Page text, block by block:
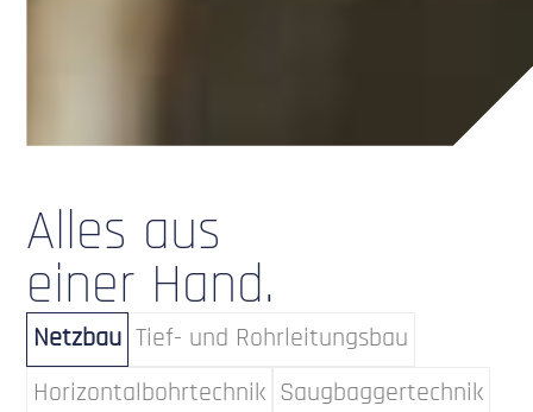
Alles aus
einer Hand.
Netzbau Tief- und Rohrleitungsbau
Horizontalbohrtechnik Saugbaggertechnik